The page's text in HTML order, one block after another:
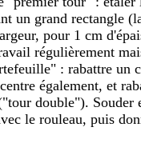
un grand rectangle
pour 1 cm
régulièrement
: rabattre un
également, et
double"). Souder
le rouleau, puis